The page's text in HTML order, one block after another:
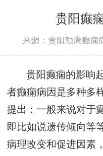
贵阳癫
来源：贵阳颠康癫痫
贵阳癫痫的影响
者癫痫病因是多种多
提出：一般来说对于
即比如说遗传倾向等
病理改变和促进因素